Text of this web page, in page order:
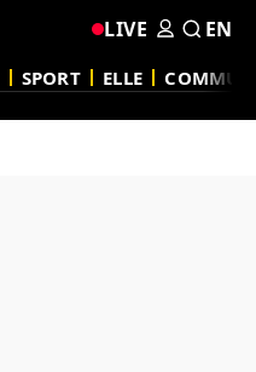
SPORT ELLE
LIVE EN